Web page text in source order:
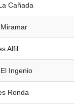
Cañada
Alfil
Ingenio
Ronda